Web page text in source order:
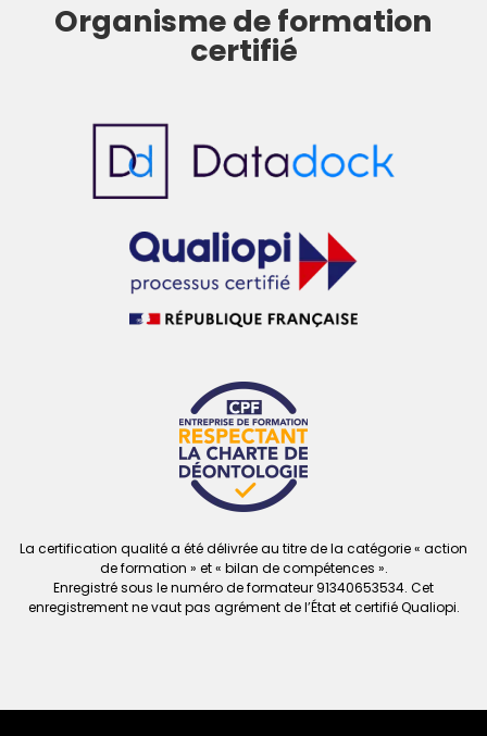
Organisme de formation
certifié
La certification qualité a été délivrée au titre de la catégorie « action
de formation » et « bilan de compétences ».
Enregistré sous le numéro de formateur 91340653534. Cet
enregistrement ne vautpas agrément de l’État et certifié Qualiopi.